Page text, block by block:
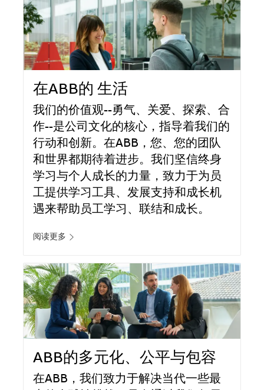
在ABB的 生活
我们的价值观--勇气、关爱、探索、合
作--是公司文化的核心，指导着我们的
行动和创新。在ABB，您、您的团队
和世界都期待着进步。我们坚信终身
学习与个人成长的力量，致力于为员
工提供学习工具、发展支持和成长机
遇来帮助员工学习、联结和成长。
阅读更多
ABB的多元化、公平与包容
在ABB，我们致力于解决当代一些最